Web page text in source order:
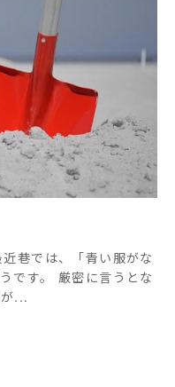
巷では、「青い服がな
です。 厳密に言うとな
...